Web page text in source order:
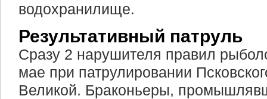
водохранилище.
Результативный патруль
Сразу 2 нарушителя правил
мае при патрулировании
Великой. Браконьеры,